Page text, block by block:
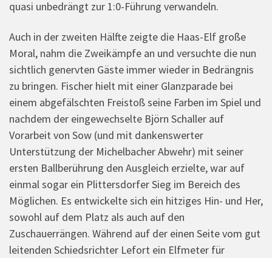
quasi unbedrängt zur 1:0-Führung verwandeln.
Auch in der zweiten Hälfte zeigte die Haas-Elf große
Moral, nahm die Zweikämpfe an und versuchte die nun
sichtlich genervten Gäste immer wieder in Bedrängnis
zu bringen. Fischer hielt mit einer Glanzparade bei
einem abgefälschten Freistoß seine Farben im Spiel und
nachdem der eingewechselte Björn Schaller auf
Vorarbeit von Sow (und mit dankenswerter
Unterstützung der Michelbacher Abwehr) mit seiner
ersten Ballberührung den Ausgleich erzielte, war auf
einmal sogar ein Plittersdorfer Sieg im Bereich des
Möglichen. Es entwickelte sich ein hitziges Hin- und Her,
sowohl auf dem Platz als auch auf den
Zuschauerrängen. Während auf der einen Seite vom gut
leitenden Schiedsrichter Lefort ein Elfmeter für